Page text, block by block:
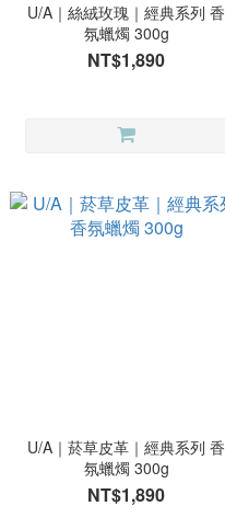
U/A｜絲絨玫瑰｜經典系列 香
氛蠟燭 300g
NT$1,890
U/A｜菸草皮革｜經典系列 香
氛蠟燭 300g
NT$1,890